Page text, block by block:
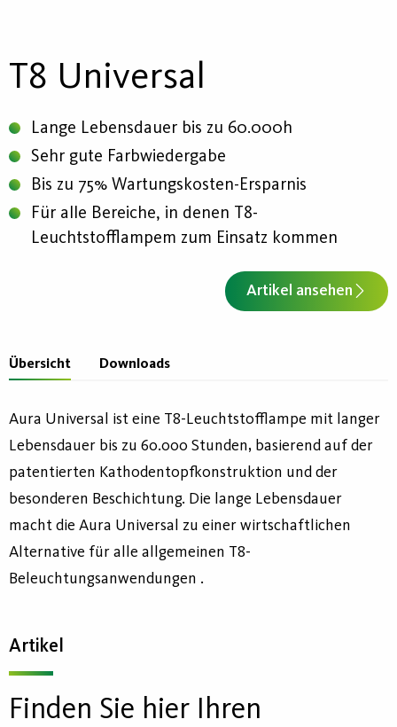
T8 Universal
Lange Lebensdauer bis zu 60.000h
Sehr gute Farbwiedergabe
Bis zu 75% Wartungskosten-Ersparnis
Für alle Bereiche, in denen T8-
Leuchtstofflampem zum Einsatz kommen
Artikel ansehen
Übersicht Downloads
Aura Universal ist eine T8-Leuchtstofflampe mit langer
Lebensdauer bis zu 60.000 Stunden, basierend auf der
patentierten Kathodentopfkonstruktion und der
besonderen Beschichtung. Die lange Lebensdauer
macht die Aura Universal zu einer wirtschaftlichen
Alternative für alle allgemeinen T8-
Beleuchtungsanwendungen .
Artikel
Finden Sie hier Ihren